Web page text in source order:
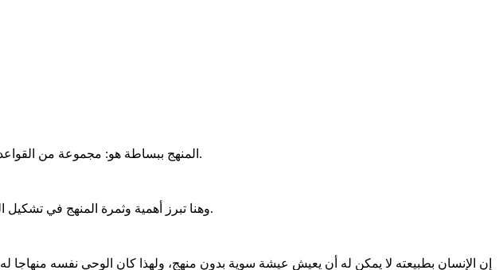
المنهج ببساطة هو: مجموعة من القواعد والخطوات النظرية أو العملية، والطريقة المنظمة والمتسلسلة التي توصلنا إلى أهداف ونتائج ومخرجات محددة.
وهنا تبرز أهمية وثمرة المنهج في تشكيل العقل الإنساني فكريا وسلوكيا، وكيف يؤثر في النهاية على تشكيل المفاهيم والتصورات والقرارات في حياة الفرد.